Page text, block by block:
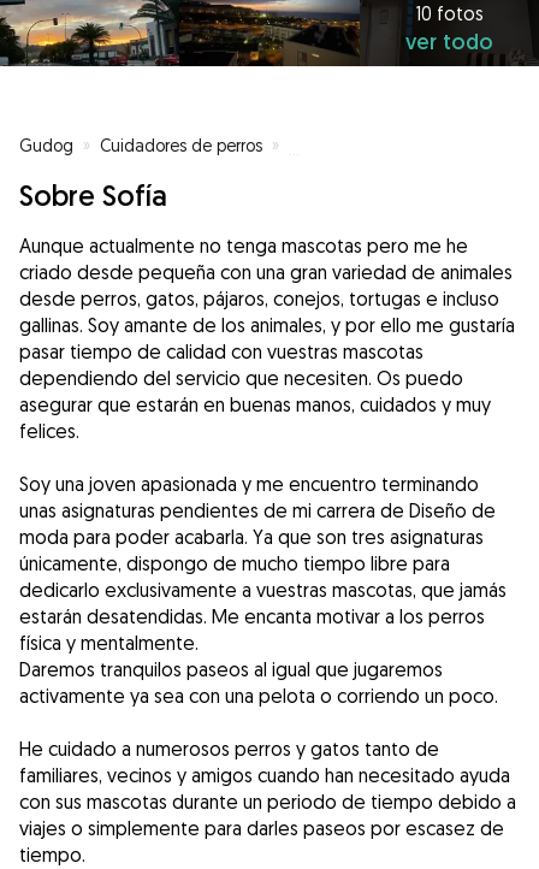
10 fotos
ver todo
Gudog » Cuidadores de perros »
Sobre Sofía
Aunque actualmente no tenga mascotas pero me he
criado desde pequeña con una gran variedad de animales
desde perros, gatos, pájaros, conejos, tortugas e incluso
gallinas. Soy amante de los animales, y por ello me gustaría
pasar tiempo de calidad con vuestras mascotas
dependiendo del servicio que necesiten. Os puedo
asegurar que estarán en buenas manos, cuidados y muy
felices.
Soy una joven apasionada y me encuentro terminando
unas asignaturas pendientes de mi carrera de Diseño de
moda para poder acabarla. Ya que son tres asignaturas
únicamente, dispongo de mucho tiempo libre para
dedicarlo exclusivamente a vuestras mascotas, que jamás
estarán desatendidas. Me encanta motivar a los perros
física y mentalmente.
Daremos tranquilos paseos al igual que jugaremos
activamente ya sea con una pelota o corriendo un poco.
He cuidado a numerosos perros y gatos tanto de
familiares, vecinos y amigos cuando han necesitado ayuda
con sus mascotas durante un periodo de tiempo debido a
viajes o simplemente para darles paseos por escasez de
tiempo.